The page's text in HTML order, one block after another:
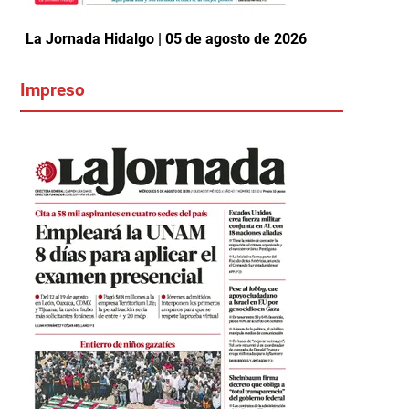
La Jornada Hidalgo | 05 de agosto de 2026
Impreso